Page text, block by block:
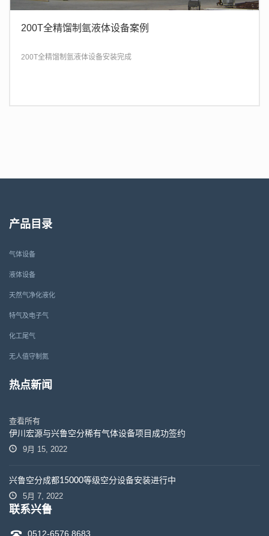
200T全精馏制氩液体设备案例
200T全精馏制氩液体设备安装完成
产品目录
气体设备
液体设备
天然气净化液化
特气及电子气
化工尾气
无人值守制氮
热点新闻
查看所有
伊川宏源与兴鲁空分稀有气体设备项目成功签约
9月 15, 2022
兴鲁空分成都15000等级空分设备安装进行中
5月 7, 2022
联系兴鲁
0512-6576 8683